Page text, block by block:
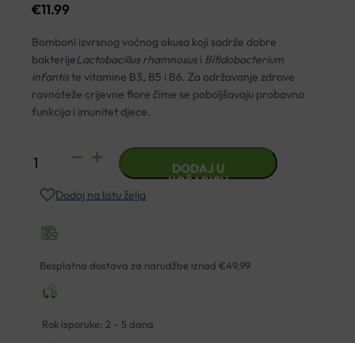
€11.99
Bomboni izvrsnog voćnog okusa koji sadrže dobre
bakterijeLactobacillus rhamnosusi Bifidobacterium
infantiste vitamine B3, B5 i B6. Za održavanje zdrave
ravnoteže crijevne flore čime se poboljšavaju probavna
funkcija i imunitet djece.
PROBIOVIT
GUMENI
A60
APIPHARMA
DODAJ U
KOŠARICU
Dodaj na listu želja
Besplatna dostava za narudžbe iznad €49,99
Rok isporuke: 2 – 5 dana